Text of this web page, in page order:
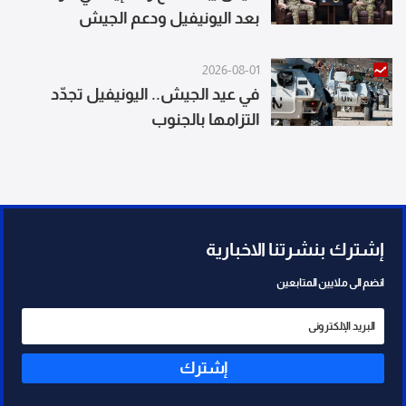
بعد اليونيفيل ودعم الجيش
2026-08-01
في عيد الجيش.. اليونيفيل تجدّد
التزامها بالجنوب
إشترك بنشرتنا الاخبارية
انضم الى ملايين المتابعين
إشترك